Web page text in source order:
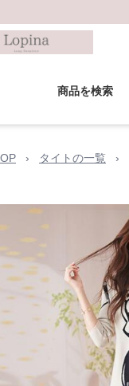
商品を検索
› タイトの一覧 ›